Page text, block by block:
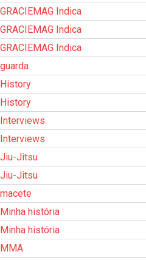
GRACIEMAG Indica
GRACIEMAG Indica
GRACIEMAG Indica
guarda
History
History
Interviews
Interviews
Jiu-Jitsu
Jiu-Jitsu
macete
Minha história
Minha história
MMA